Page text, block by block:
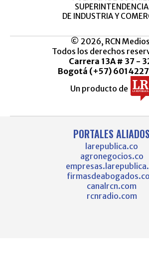
SUPERINTENDENCIA
DE INDUSTRIA Y
© 2026, RCN
Todos los derechos
Carrera 13A # 37 -
Bogotá (+57)
Un producto de
PORTALES ALIADOS
larepublica.co
agronegocios.co
canalrcn.com
rcnradio.com